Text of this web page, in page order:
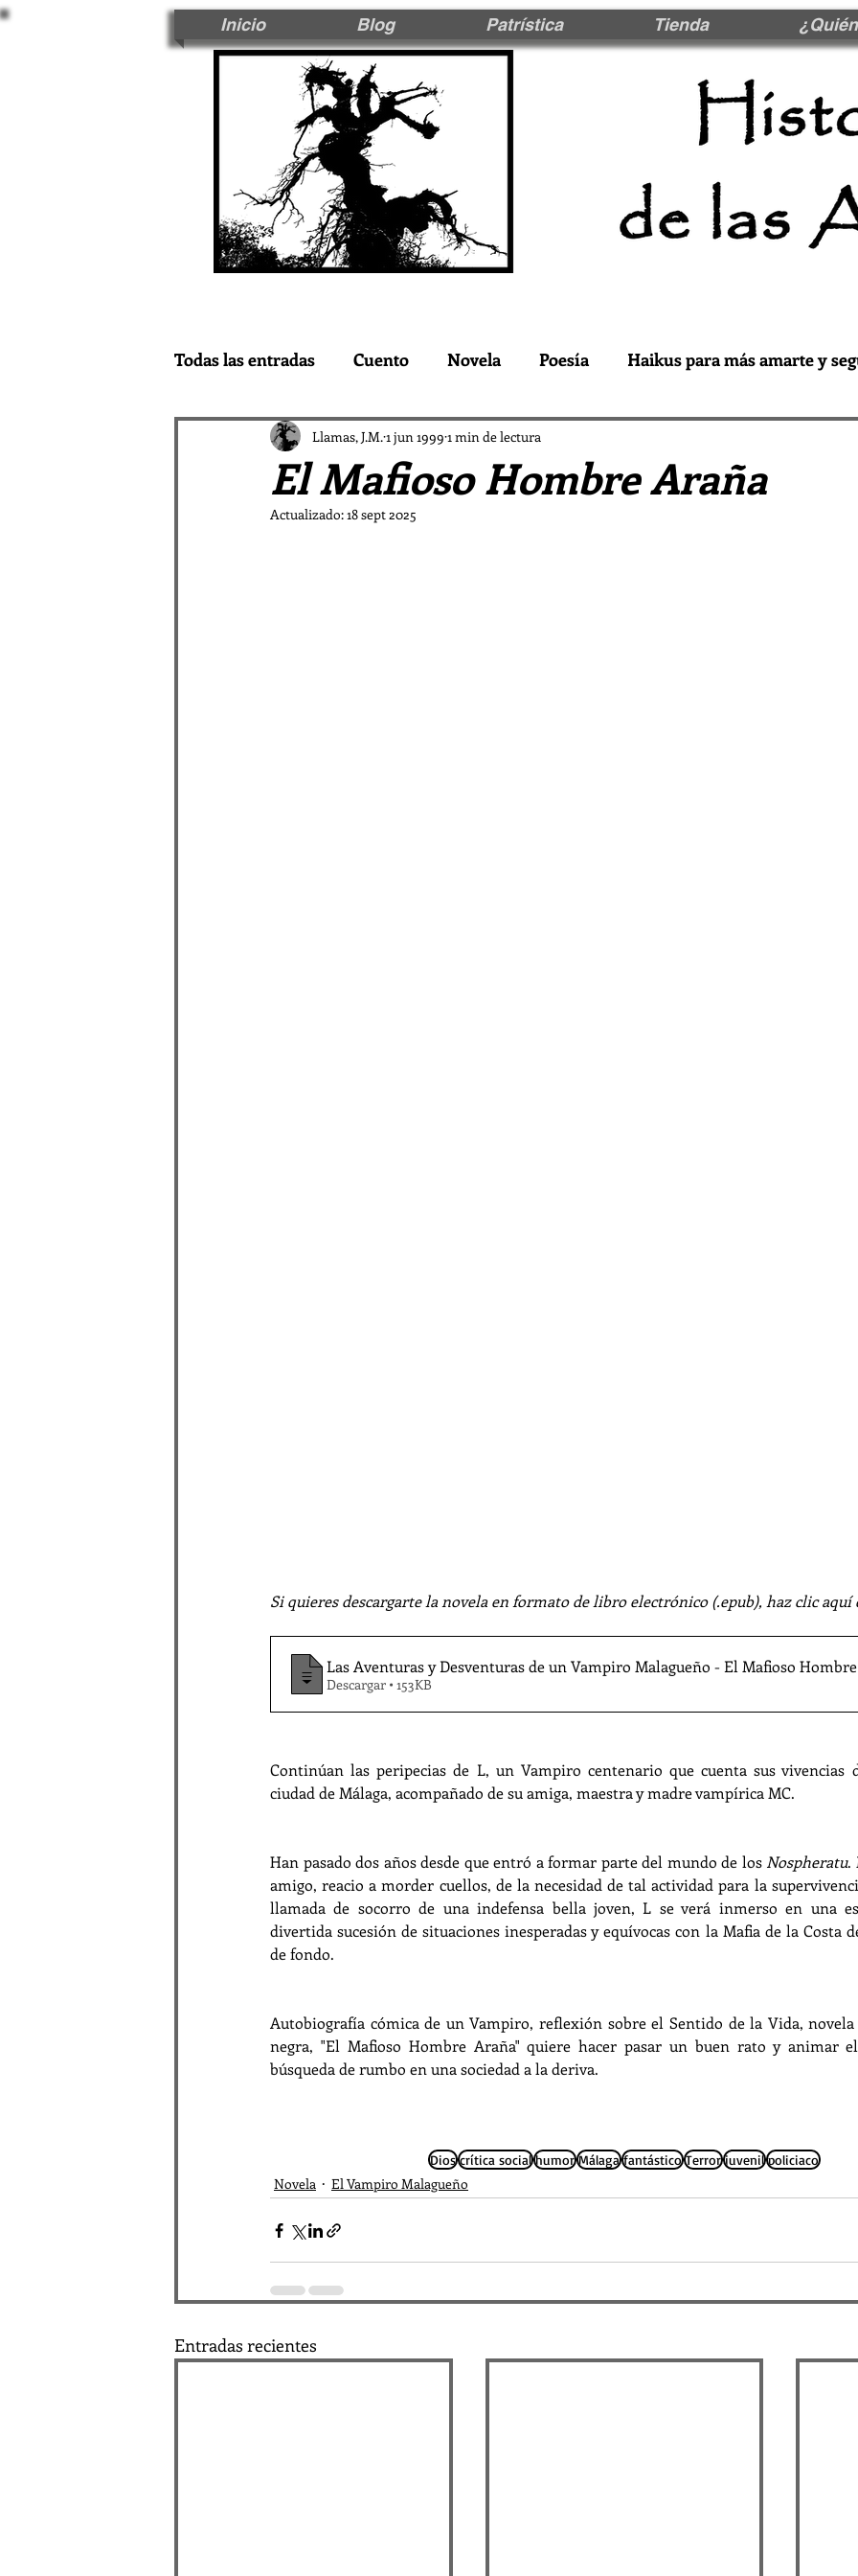
Inicio Blog Patrística Tienda
Todas las entradas Cuento Novela Poesía Haikus para más amarte y
El Vampiro Malagueño Dios a las Afueras
Patrística a las Afueras
El Mafioso Hombre Araña
Llamas, J.M.1 jun 1999 1 min de lectura
Actualizado:18 sept 2025
Si quieres descargarte la novela en formato de libro electrónico (.epub), haz clic aquí
Las Aventuras y Desventuras de un Vampiro Malagueño - El Mafioso Hombre
Descargar • 153KB
Continúan las peripecias de L, un Vampiro centenario que cuenta sus vivencias
ciudad de Málaga, acompañado de su amiga, maestra y madre vampírica MC.
Han pasado dos años desde que entró a formar parte del mundo de los Nospheratu.
amigo, reacio a morder cuellos, de la necesidad de tal actividad para la
llamada de socorro de una indefensa bella joven, L se verá inmerso en una
divertida sucesión de situaciones inesperadas y equívocas con la Mafia de la Costa
de fondo.
Autobiografía cómica de un Vampiro, reflexión sobre el Sentido de la Vida,
negra, "El Mafioso Hombre Araña" quiere hacer pasar un buen rato y animar
búsqueda de rumbo en una sociedad a la deriva.
Dios crítica social humor Málaga fantástico Terror juvenil policiaco
Novela El Vampiro Malagueño
Entradas recientes